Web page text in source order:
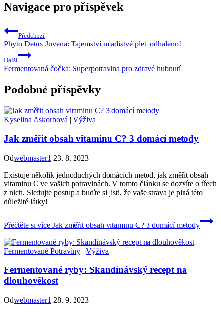
Navigace pro příspěvek
Předchozí
Phyto Detox Juvena: Tajemství mladistvé pleti odhaleno!
Další
Fermentovaná čočka: Superpotravina pro zdravé hubnutí
Podobné příspěvky
Kyselina Askorbová | Výživa
Jak změřit obsah vitaminu C? 3 domácí metody
Odwebmaster1 23. 8. 2023
Existuje několik jednoduchých domácích metod, jak změřit obsah
vitaminu C ve vašich potravinách. V tomto článku se dozvíte o třech
z nich. Sledujte postup a buďte si jisti, že vaše strava je plná této
důležité látky!
Přečtěte si více Jak změřit obsah vitaminu C? 3 domácí metody
Fermentované Potraviny | Výživa
Fermentované ryby: Skandinávský recept na
dlouhověkost
Odwebmaster1 28. 9. 2023